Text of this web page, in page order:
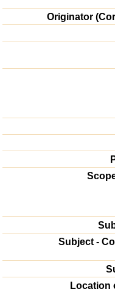
Originator
Subject -
Location